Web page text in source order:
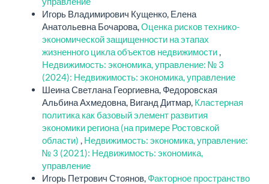
Игорь Владимирович Кущенко, Елена
Анатольевна Бочарова,Оценка рисков технико-
экономической защищенности на этапах
жизненного цикла объектов недвижимости,
Недвижимость: экономика, управление: № 3
(2024): Недвижимость: экономика, управление
Шеина Светлана Георгиевна, Федоровская
Альбина Ахмедовна, Виганд Дитмар, Кластерная
политика как базовый элемент развития
экономики региона (на примере Ростовской
области) , Недвижимость: экономика, управление:
№ 3 (2021): Недвижимость: экономика,
управление
Игорь Петрович Стоянов,Факторное пространство